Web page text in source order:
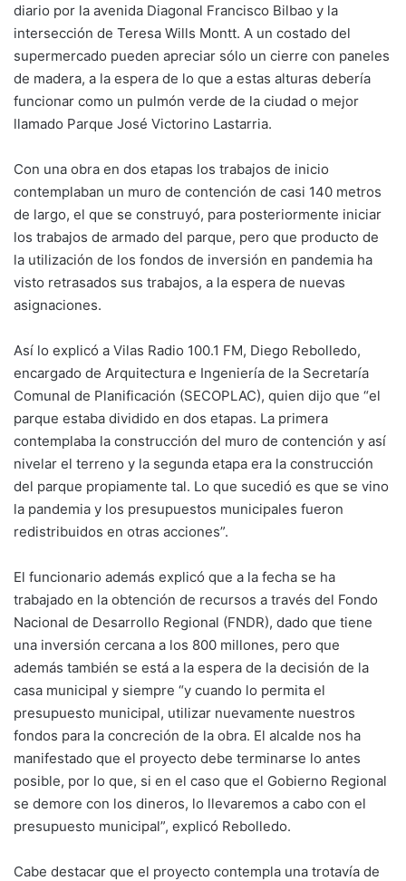
diario por la avenida Diagonal Francisco Bilbao y la
intersección de Teresa Wills Montt. A un costado del
supermercado pueden apreciar sólo un cierre con paneles
de madera, a la espera de lo que a estas alturas debería
funcionar como un pulmón verde de la ciudad o mejor
llamado Parque José Victorino Lastarria.
Con una obra en dos etapas los trabajos de inicio
contemplaban un muro de contención de casi 140 metros
de largo, el que se construyó, para posteriormente iniciar
los trabajos de armado del parque, pero que producto de
la utilización de los fondos de inversión en pandemia ha
visto retrasados sus trabajos, a la espera de nuevas
asignaciones.
Así lo explicó a Vilas Radio 100.1 FM, Diego Rebolledo,
encargado de Arquitectura e Ingeniería de la Secretaría
Comunal de Planificación (SECOPLAC), quien dijo que “el
parque estaba dividido en dos etapas. La primera
contemplaba la construcción del muro de contención y así
nivelar el terreno y la segunda etapa era la construcción
del parque propiamente tal. Lo que sucedió es que se vino
la pandemia y los presupuestos municipales fueron
redistribuidos en otras acciones”.
El funcionario además explicó que a la fecha se ha
trabajado en la obtención de recursos a través del Fondo
Nacional de Desarrollo Regional (FNDR), dado que tiene
una inversión cercana a los 800 millones, pero que
además también se está a la espera de la decisión de la
casa municipal y siempre “y cuando lo permita el
presupuesto municipal, utilizar nuevamente nuestros
fondos para la concreción de la obra. El alcalde nos ha
manifestado que el proyecto debe terminarse lo antes
posible, por lo que, si en el caso que el Gobierno Regional
se demore con los dineros, lo llevaremos a cabo con el
presupuesto municipal”, explicó Rebolledo.
Cabe destacar que el proyecto contempla una trotavía de